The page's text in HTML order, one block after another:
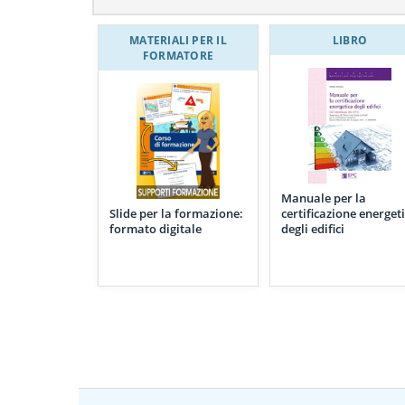
MATERIALI PER IL
FORMATORE
Slide per la formazione:
formato digitale
LIBRO
Manuale per la
certificazione
degli edifici